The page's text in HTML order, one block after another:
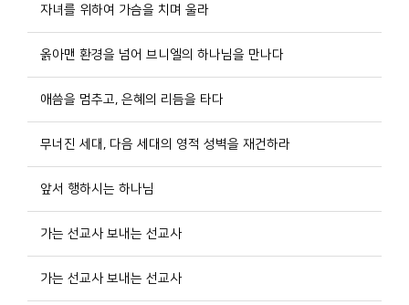
자녀를 위하여 가슴을 치며 울라
옭아맨 환경을 넘어 브니엘의 하나님을 만나다
애씀을 멈추고, 은혜의 리듬을 타다
무너진 세대, 다음 세대의 영적 성벽을 재건하라
앞서 행하시는 하나님
가는 선교사 보내는 선교사
가는 선교사 보내는 선교사